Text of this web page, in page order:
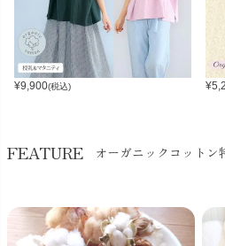
¥9,900(税込) ¥
FEATURE オーガニックコットン